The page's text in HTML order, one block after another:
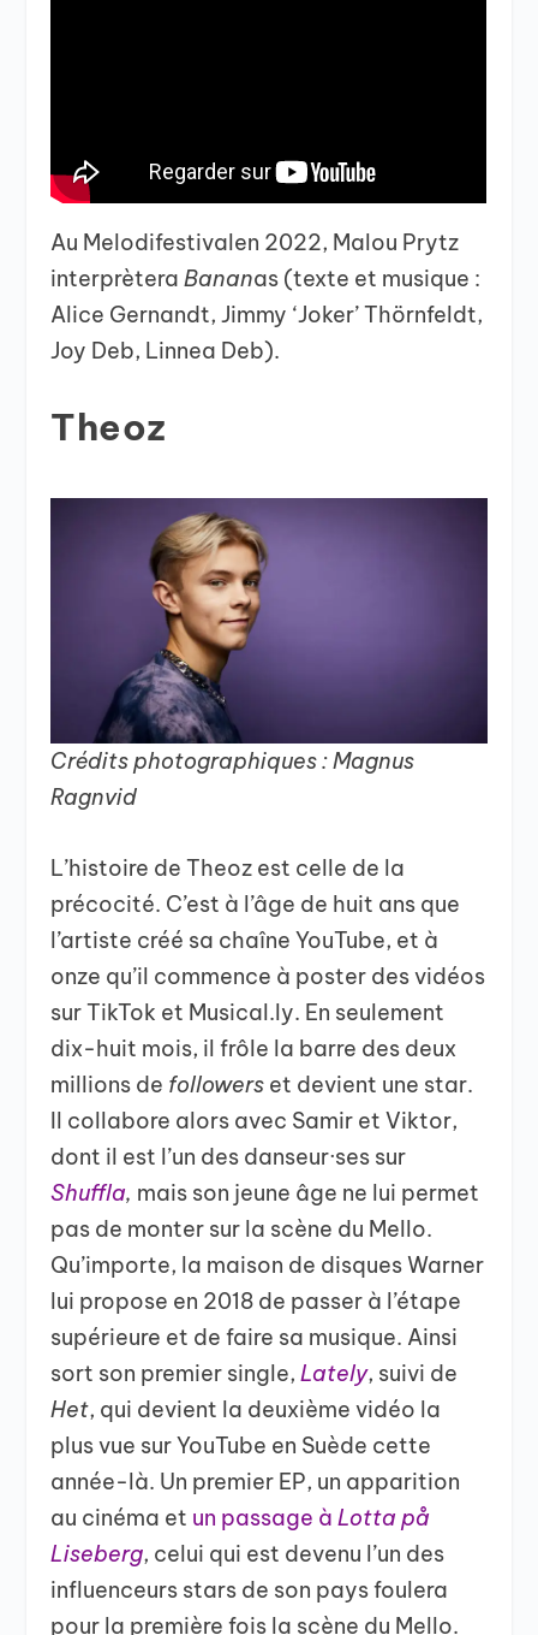
Au Melodifestivalen 2022, Malou Prytz
interprèteraBananas (texte et musique :
Alice Gernandt, Jimmy ‘Joker’ Thörnfeldt,
Joy Deb, Linnea Deb).
Theoz
Crédits photographiques : Magnus
Ragnvid
L’histoire de Theoz est celle de la
précocité. C’est à l’âge de huit ans que
l’artiste créé sa chaîne YouTube, et à
onze qu’il commence à poster des vidéos
sur TikTok et Musical.ly. En seulement
dix-huit mois, il frôle la barre des deux
millions de followers et devient une star.
Il collabore alors avec Samir et Viktor,
dont il est l’un des danseur·ses sur
Shuffla, mais son jeune âge ne lui permet
pas de monter sur la scène du Mello.
Qu’importe, la maison de disques Warner
lui propose en 2018 de passer à l’étape
supérieure et de faire sa musique. Ainsi
sort son premier single,Lately, suivi de
Het, qui devient la deuxième vidéo la
plus vue sur YouTube en Suède cette
année-là. Un premier EP, un apparition
au cinéma et un passage à Lotta på
Liseberg, celui qui est devenu l’un des
influenceurs stars de son pays foulera
pour la première fois la scène du Mello.